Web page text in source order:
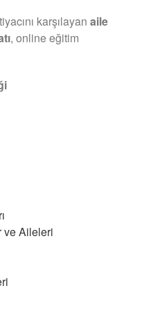
karşılayan aile
, online eğitim
ve Aileleri